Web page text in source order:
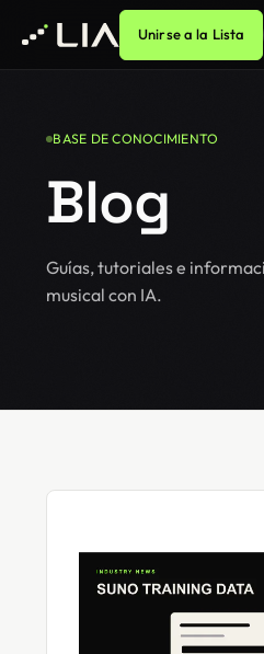
Unirse a la Lista
BASE DE CONOCIMIENTO
Blog
Guías, tutoriales e
musical con IA.